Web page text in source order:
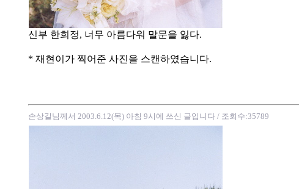
신부 한희정, 너무 아름다워 말문을 잃다.
* 재현이가 찍어준 사진을 스캔하였습니다.
손상길님께서 2003.6.12(목) 아침 9시에 쓰신 글입니다 / 조회수:35789